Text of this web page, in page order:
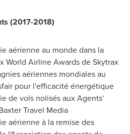
(2017-2018)
aérienne au monde dans la
World Airline Awards de Skytrax
aériennes mondiales au
pour l'efficacité énergétique
de vols nolisés aux Agents'
Travel Media
aérienne à la remise des